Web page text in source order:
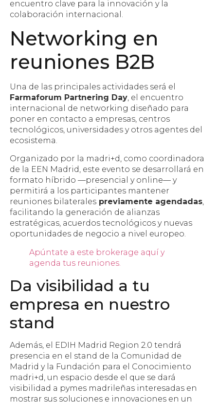
encuentro clave para la innovación y la
colaboración internacional.
Networking en
reuniones B2B
Una de las principales actividades será el
Farmaforum Partnering Day, el encuentro
internacional de networking diseñado para
poner en contacto a empresas, centros
tecnológicos, universidades y otros agentes del
ecosistema.
Organizado por la madri+d, como coordinadora
de la EEN Madrid, este evento se desarrollará en
formato híbrido —presencial y online— y
permitirá a los participantes mantener
reuniones bilaterales previamente agendadas
facilitando la generación de alianzas
estratégicas, acuerdos tecnológicos y nuevas
oportunidades de negocio a nivel europeo.
Apúntate a este brokerage aquí y
agenda tus reuniones.
Da visibilidad a tu
empresa en nuestro
stand
Además, el EDIH Madrid Region 2.0 tendrá
presencia en el stand de la Comunidad de
Madrid y la Fundación para el Conocimiento
madri+d, un espacio desde el que se dará
visibilidad a pymes madrileñas interesadas en
mostrar sus soluciones e innovaciones en un